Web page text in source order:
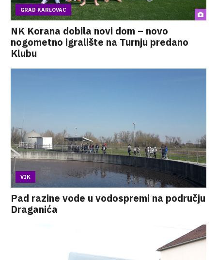
GRAD KARLOVAC
NK Korana dobila novi dom – novo
nogometno igralište na Turnju predano
Klubu
VIK
Pad razine vode u vodospremi na području
Draganića